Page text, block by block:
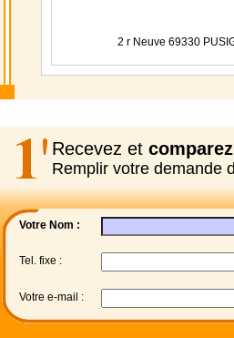
2 r Neuve 69330
Recevez et comparez
Remplir votre demande
Votre Nom :
Tel. fixe :
Votre e-mail :